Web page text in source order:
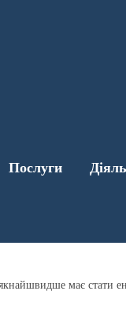
Послуги
має стати